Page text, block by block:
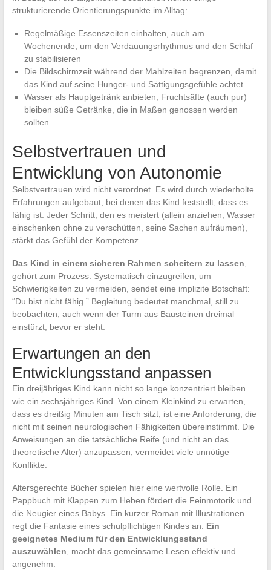
strukturierende Orientierungspunkte im Alltag:
Regelmäßige Essenszeiten einhalten, auch am
Wochenende, um den Verdauungsrhythmus und den Schlaf
zu stabilisieren
Die Bildschirmzeit während der Mahlzeiten begrenzen, damit
das Kind auf seine Hunger- und Sättigungsgefühle achtet
Wasser als Hauptgetränk anbieten, Fruchtsäfte (auch pur)
bleiben süße Getränke, die in Maßen genossen werden
sollten
Selbstvertrauen und
Entwicklung von Autonomie
Selbstvertrauen wird nicht verordnet. Es wird durch wiederholte
Erfahrungen aufgebaut, bei denen das Kind feststellt, dass es
fähig ist. Jeder Schritt, den es meistert (allein anziehen, Wasser
einschenken ohne zu verschütten, seine Sachen aufräumen),
stärkt das Gefühl der Kompetenz.
Das Kind in einem sicheren Rahmen scheitern zu lassen
gehört zum Prozess. Systematisch einzugreifen, um
Schwierigkeiten zu vermeiden, sendet eine implizite Botschaft:
“Du bist nicht fähig.” Begleitung bedeutet manchmal, still zu
beobachten, auch wenn der Turm aus Bausteinen dreimal
einstürzt, bevor er steht.
Erwartungen an den
Entwicklungsstand anpassen
Ein dreijähriges Kind kann nicht so lange konzentriert bleiben
wie ein sechsjähriges Kind. Von einem Kleinkind zu erwarten,
dass es dreißig Minuten am Tisch sitzt, ist eine Anforderung, die
nicht mit seinen neurologischen Fähigkeiten übereinstimmt. Die
Anweisungen an die tatsächliche Reife (und nicht an das
theoretische Alter) anzupassen, vermeidet viele unnötige
Konflikte.
Altersgerechte Bücher spielen hier eine wertvolle Rolle. Ein
Pappbuch mit Klappen zum Heben fördert die Feinmotorik und
die Neugier eines Babys. Ein kurzer Roman mit Illustrationen
regt die Fantasie eines schulpflichtigen Kindes an. Ein
geeignetes Medium für den Entwicklungsstand
auszuwählen , macht das gemeinsame Lesen effektiv und
angenehm.